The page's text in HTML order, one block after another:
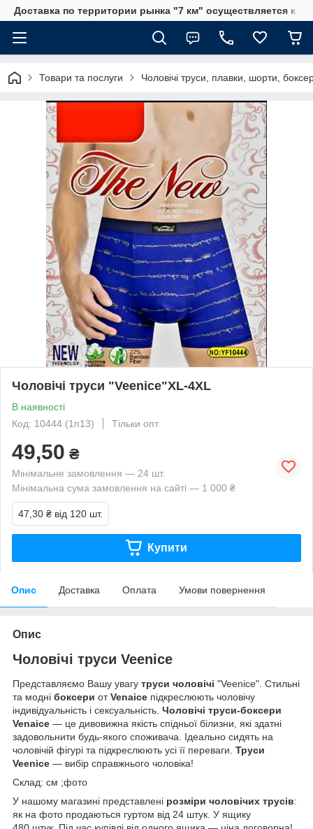
Доставка по территории рынка "7 км" осуществляется к
Товари та послуги Чоловічі труси, плавки, шорти,
Чоловічі труси "Veenice"XL-4XL
В наявності
Код: 10444 (1п13)
Тільки опт
49,50 ₴
Мінімальне замовлення — 24 шт.
Мінімальна сума замовлення на сайті — 1 000 ₴
47,30 ₴ від 120 шт.
Купити
Опис Доставка Оплата Умови повернення
Опис
Чоловічі труси Veenice
Представляємо Вашу увагу труси чоловічі "Veenice". Стильні
та модні боксери отVenaice підкреслюють чоловічу
індивідуальність і сексуальність. Чоловічі труси-боксери
Venaice — це дивовижна якість спідньої білизни, які здатні
задовольнити будь-якого споживача. Ідеально сидять на
чоловічій фігурі та підкреслюють усі її переваги. Труси
Veenice — вибір справжнього чоловіка!
Склад: см ;фото
У нашому магазині представлені розміри чоловічих трусів:
як на фото продаються гуртом від 24 штук. У ящику